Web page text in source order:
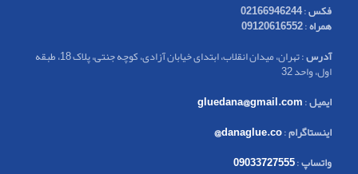
فکس:
02166946244
همراه:
09120616552
آدرس
: تهران، میدان انقلاب، ابتدای خیابان آزادی، کوچه جنتی، پلاک 18، طبقه
اول، واحد 32
ایمیل:
gluedana@gmail.com
اینستاگرام:
danaglue.co@
واتساپ:
09033727555